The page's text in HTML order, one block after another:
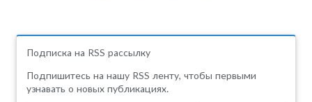
Подписка на RSS рассылку
Подпишитесь на нашу RSS ленту, чтобы первыми
узнавать о новых публикациях.